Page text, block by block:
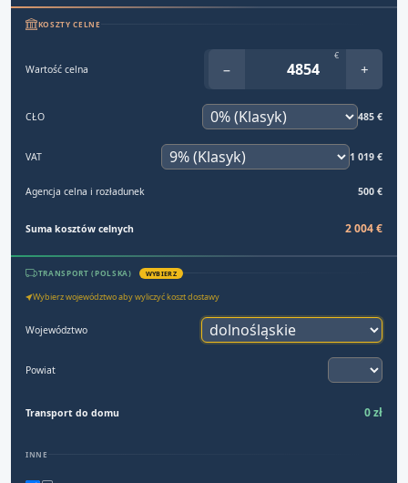
KOSZTY CELNE
Wartość celna −
€
+
CŁO 485 €
VAT 1 019 €
Agencja celna i rozładunek 500 €
Suma kosztów celnych 2 004 €
TRANSPORT (POLSKA) WYBIERZ
Wybierz województwo aby wyliczyć koszt dostawy
Województwo
Powiat
Transport do domu 0 zł
INNE